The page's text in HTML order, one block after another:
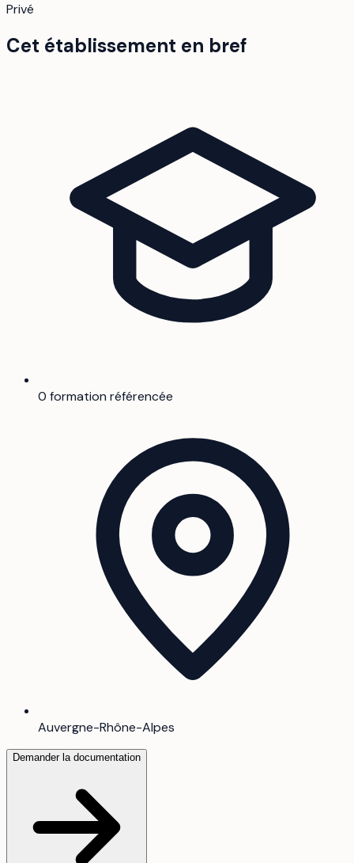
Privé
Cet établissement en bref
0 formation référencée
Auvergne-Rhône-Alpes
Demander la documentation